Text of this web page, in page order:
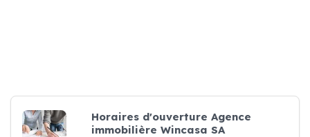
Horaires d'ouverture Agence
immobilière Wincasa SA